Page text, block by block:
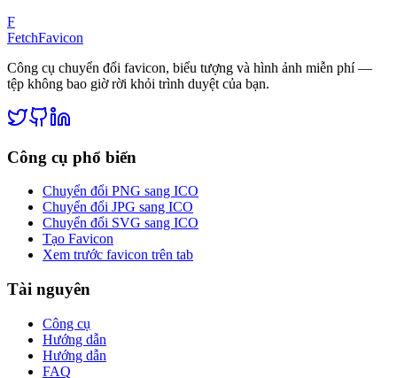
F
FetchFavicon
Công cụ chuyển đổi favicon, biểu tượng và hình ảnh miễn phí —
tệp không bao giờ rời khỏi trình duyệt của bạn.
Công cụ phổ biến
Chuyển đổi PNG sang ICO
Chuyển đổi JPG sang ICO
Chuyển đổi SVG sang ICO
Tạo Favicon
Xem trước favicon trên tab
Tài nguyên
Công cụ
Hướng dẫn
Hướng dẫn
FAQ